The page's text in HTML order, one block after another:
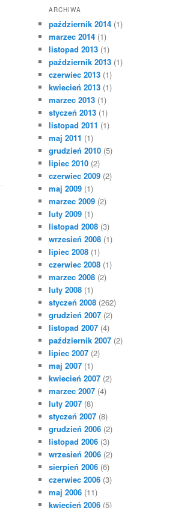
ARCHIWA
październik 2014 (1)
marzec 2014 (1)
listopad 2013 (1)
październik 2013 (1)
czerwiec 2013 (1)
kwiecień 2013 (1)
marzec 2013 (1)
styczeń 2013 (1)
listopad 2011 (1)
maj 2011 (1)
grudzień 2010 (5)
lipiec 2010 (2)
czerwiec 2009 (2)
maj 2009 (1)
marzec 2009 (2)
luty 2009 (1)
listopad 2008 (3)
wrzesień 2008 (1)
lipiec 2008 (1)
czerwiec 2008 (1)
marzec 2008 (2)
luty 2008 (1)
styczeń 2008 (262)
grudzień 2007 (2)
listopad 2007 (4)
październik 2007 (2)
lipiec 2007 (2)
maj 2007 (1)
kwiecień 2007 (2)
marzec 2007 (4)
luty 2007 (8)
styczeń 2007 (8)
grudzień 2006 (2)
listopad 2006 (3)
wrzesień 2006 (2)
sierpień 2006 (6)
czerwiec 2006 (3)
maj 2006 (11)
kwiecień 2006 (5)